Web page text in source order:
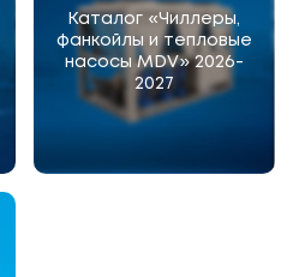
Каталог «Чиллеры,
фанкойлы и тепловые
насосы MDV» 2026-
2027